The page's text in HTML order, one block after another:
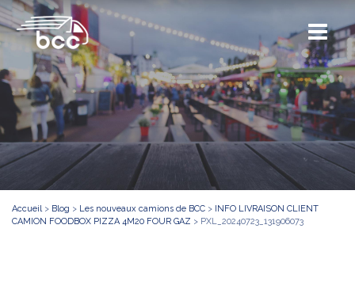
Accueil> Blog > Les nouveaux camions de BCC > INFO LIVRAISON CLIENT
CAMION FOODBOX PIZZA 4M20 FOUR GAZ > PXL_20240723_131906073